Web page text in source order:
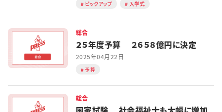
ピックアップ 入学式
総合
２５年度予算 ２６５８億円に決定
2025年04月22日
予算
総合